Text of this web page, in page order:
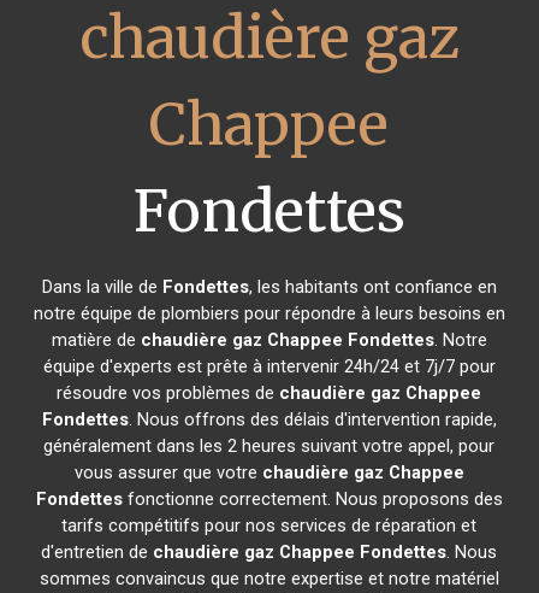
chaudière gaz
Chappee
Fondettes
Dans la ville de Fondettes, les habitants ont confiance en
notre équipe de plombiers pour répondre à leurs besoins en
matière de chaudière gaz Chappee Fondettes. Notre
équipe d'experts est prête à intervenir 24h/24 et 7j/7 pour
résoudre vos problèmes de chaudière gaz Chappee
Fondettes. Nous offrons des délais d'intervention rapide,
généralement dans les 2 heures suivant votre appel, pour
vous assurer que votre chaudière gaz Chappee
Fondettesfonctionne correctement. Nous proposons des
tarifs compétitifs pour nos services de réparation et
d'entretien de chaudière gaz Chappee Fondettes. Nous
sommes convaincus que notre expertise et notre matériel